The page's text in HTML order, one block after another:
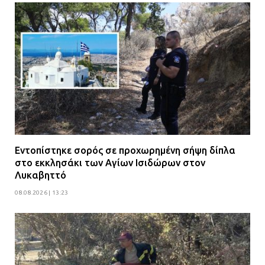
Άργος: Στη φυλακή οι δύο
αστυνομικοί για τους
πυροβολισμούς κατά του 20χρονου
με αναπηρία
11.07.2026 | 22:59
Ένα πουλί «υπεύθυνο» για την
πρωινή διακοπή ρεύματος στη
Μάνδρα
09.07.2026 | 11:12
Φωτιά σε επιχείρηση στον
Δίωξη για απόπειρα
ανθρωποκτονίας στους δύο
Εντοπίστηκε σορός σε προχωρημένη σήψη δίπλα
στο εκκλησάκι των Αγίων Ισιδώρων στον
Λυκαβηττό
08.08.2026 | 13:23